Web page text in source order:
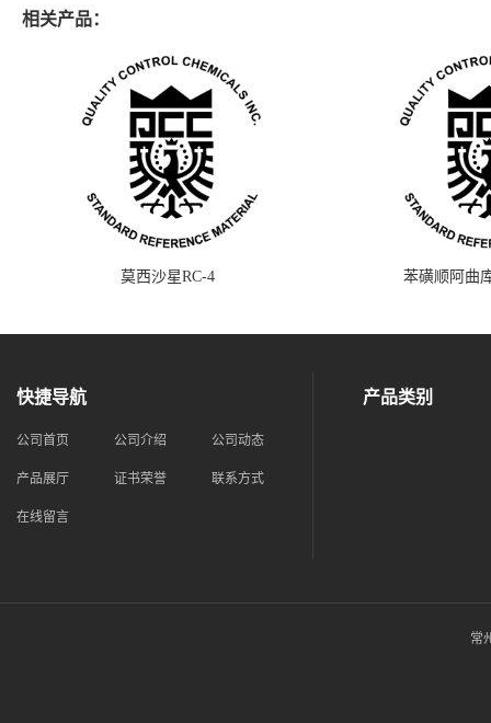
相关产品：
莫西沙星RC-4 苯磺顺阿曲
快捷导航
公司首页 公司介绍 公司动态
产品展厅 证书荣誉 联系方式
在线留言
产品类别
常